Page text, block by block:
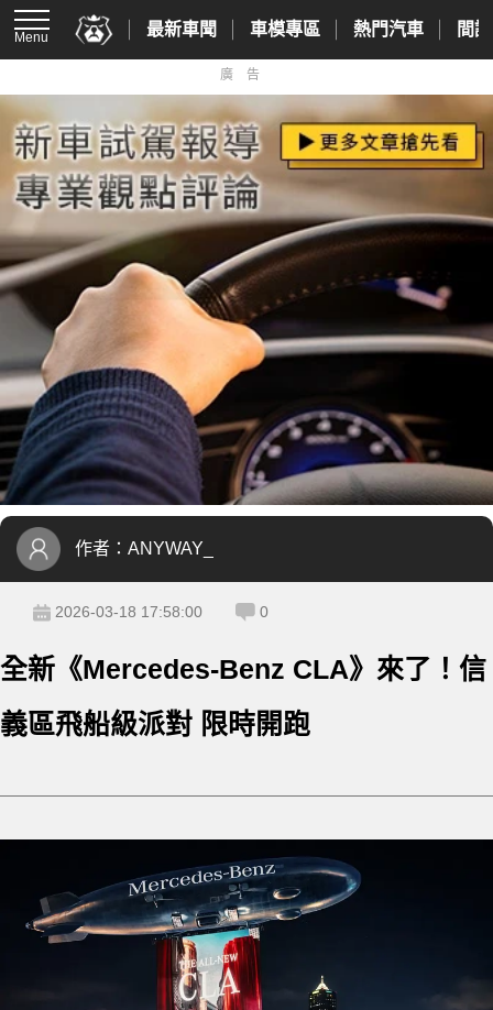
Menu 最新車聞 車模專區 熱門汽車 間
廣告
作者： ANYWAY_
2026-03-18 17:58:00 0
全新《Mercedes-Benz CLA》來了！信
義區飛船級派對 限時開跑